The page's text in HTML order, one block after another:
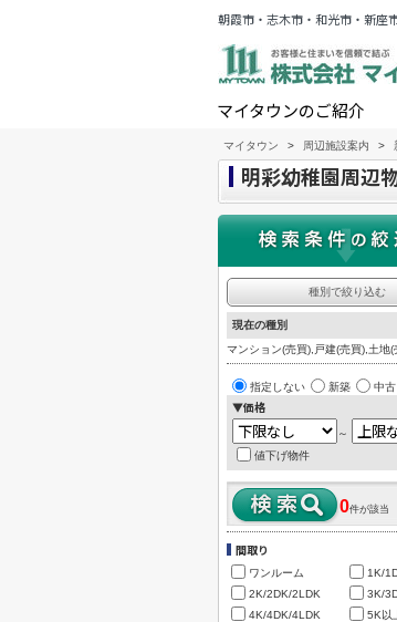
朝霞市・志木市・和光市・新座
マイタウンのご紹介
マイタウン > 周辺施設案内 >
明彩幼稚園周辺
種別で絞り込む
現在の種別
マンション(売買),戸建(売買),土地(
指定しない 新築 中古
▼価格
～
値下げ物件
0件が該当
間取り
ワンルーム
1K/
2K/2DK/2LDK
3K/
4K/4DK/4LDK
5K以